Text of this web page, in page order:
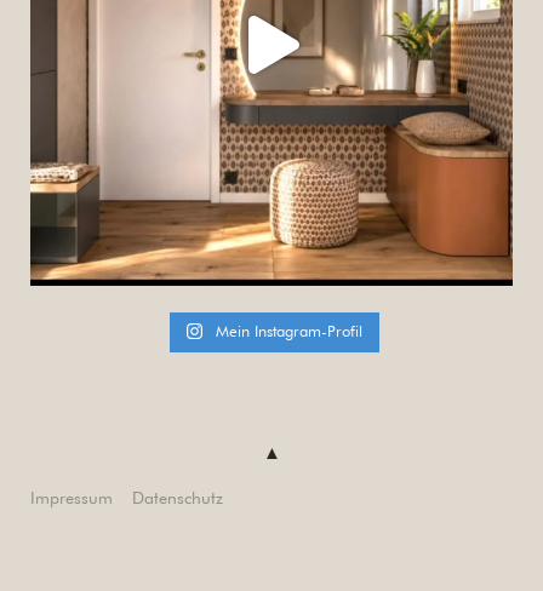
Mein Instagram-Profil
Impressum Datenschutz